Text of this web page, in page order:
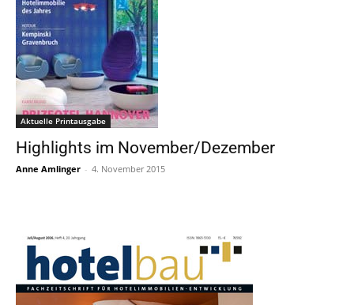
Aktuelle Printausgabe
Highlights im November/Dezember
Anne Amlinger - 4. November 2015